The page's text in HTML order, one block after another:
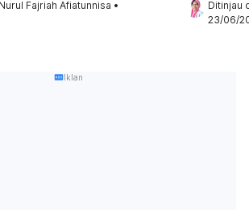
Fajriah Afiatunnisa •
Ditinjau
23/06/
Iklan